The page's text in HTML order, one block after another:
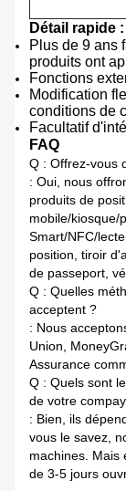
Détail rapide :
Plus de 9 ans
produits ont
Fonctions
Modification
conditions de
Facultatif
FAQ
Q : Offrez-vous
: Oui, nous
produits de
mobile/kiosque/
Smart/NFC/
position, tiroir
de passeport,
Q : Quelles
acceptent ?
: Nous
Union,
Assurance
Q : Quels sont
de votre
: Bien, ils
vous le savez,
machines. Mais
de 3-5 jours